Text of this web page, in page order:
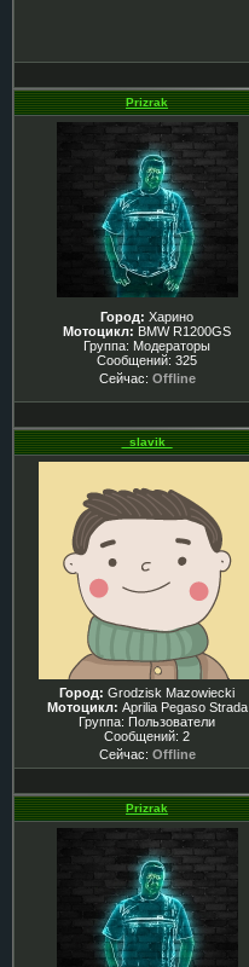
Prizrak
Город: Харино
Мотоцикл: BMW R1200GS
Группа: Модераторы
Сообщений: 325
Сейчас: Offline
_slavik_
Город: Grodzisk Mazowiecki
Мотоцикл: Aprilia Pegaso Strada
Группа: Пользователи
Сообщений: 2
Сейчас: Offline
Prizrak